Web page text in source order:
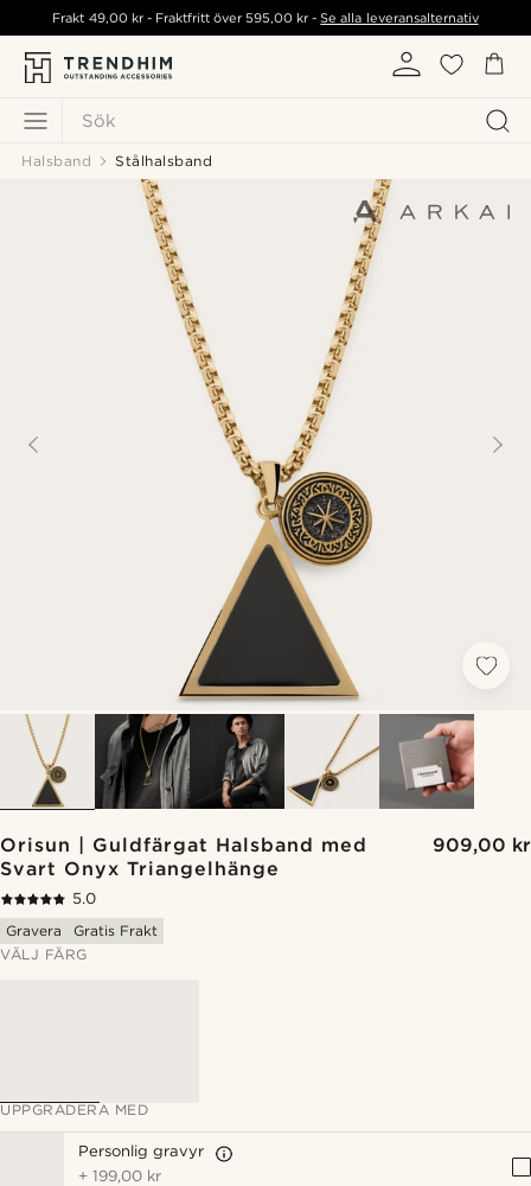
Sök
Frakt 49,00 kr- Fraktfritt över595,00 kr -Se alla leveransalternativ
Halsband Stålhalsband
Orisun | Guldfärgat Halsband med
Svart Onyx Triangelhänge
909,00 kr
5.0
Gravera
Gratis Frakt
VÄLJ FÄRG
UPPGRADERA MED
Personlig gravyr
+199,00 kr